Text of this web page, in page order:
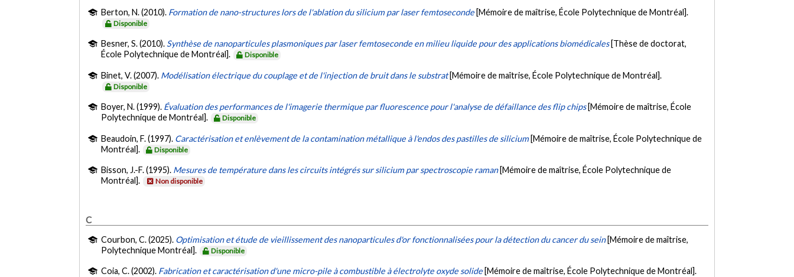
Berton, N. (2010). Formation de nano-structures lors de l'ablation du silicium par laser femtoseconde [Mémoire de maîtrise, École Polytechnique de Montréal].
Disponible
Besner, S. (2010). Synthèse de nanoparticules plasmoniques par laser femtoseconde en milieu liquide pour des applications biomédicales [Thèse de doctorat,
École Polytechnique de Montréal].
Disponible
Binet, V. (2007). Modélisation électrique du couplage et de l'injection de bruit dans le substrat [Mémoire de maîtrise, École Polytechnique de Montréal].
Disponible
Boyer, N. (1999). Évaluation des performances de l'imagerie thermique par fluorescence pour l'analyse de défaillance des flip chips [Mémoire de maîtrise, École
Polytechnique de Montréal].
Disponible
Beaudoin, F. (1997). Caractérisation et enlèvement de la contamination métallique à l'endos des pastilles de silicium [Mémoire de maîtrise, École Polytechnique de
Montréal].
Disponible
Bisson, J.-F. (1995). Mesures de température dans les circuits intégrés sur silicium par spectroscopie raman [Mémoire de maîtrise, École Polytechnique de
Montréal].
Non disponible
C
Courbon, C. (2025). Optimisation et étude de vieillissement des nanoparticules d'or fonctionnalisées pour la détection du cancer du sein [Mémoire de maîtrise,
Polytechnique Montréal].
Disponible
Coia, C. (2002). Fabrication et caractérisation d'une micro-pile à combustible à électrolyte oxyde solide [Mémoire de maîtrise, École Polytechnique de Montréal].